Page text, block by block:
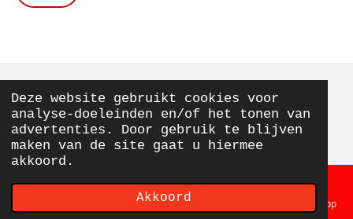
Deze website gebruikt cookies voor
analyse-doeleinden en/of het tonen van
advertenties. Door gebruik te blijven
maken van de site gaat u hiermee
akkoord.
Akkoord
© 2020 - 2026 From Elly With Love
Powered byJouwWeb
Telefoonnummer Kaart WhatsApp